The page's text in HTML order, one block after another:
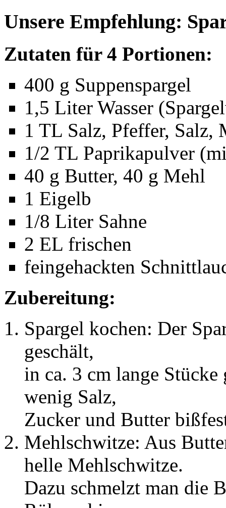
Unsere Empfehlung:
Zutaten für 4 Portionen:
400 g Suppenspargel
1,5 Liter Wasser
1 TL Salz, Pfeffer, Salz,
1/2 TL Paprikapulver
40 g Butter, 40 g Mehl
1 Eigelb
1/8 Liter Sahne
2 EL frischen
feingehackten
Zubereitung:
Spargel kochen: Der
geschält,
in ca. 3 cm lange
wenig Salz,
Zucker und Butter
Mehlschwitze: Aus
helle Mehlschwitze.
Dazu schmelzt man die